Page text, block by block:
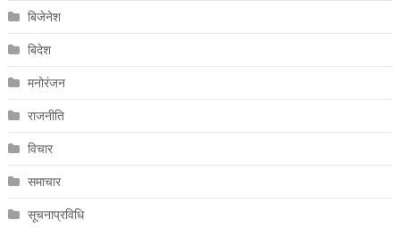
बिजेनेश
बिदेश
मनोरंजन
राजनीति
विचार
समाचार
सूचनाप्रविधि